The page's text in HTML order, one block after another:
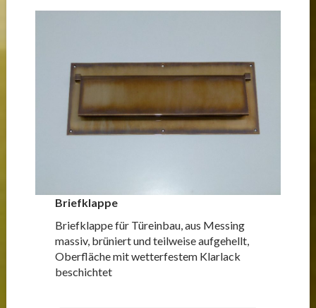
Briefklappe
Briefklappe für Türeinbau, aus Messing
massiv, brüniert und teilweise aufgehellt,
Oberfläche mit wetterfestem Klarlack
beschichtet